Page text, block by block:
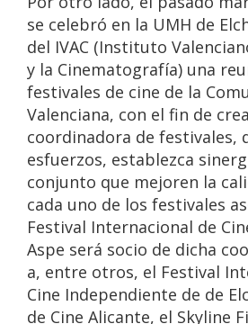
se celebró en la UMH de
del IVAC (Instituto
y la Cinematografía) una
festivales de cine de la
Valenciana, con el fin de
coordinadora de festivales,
esfuerzos, establezca
conjunto que mejoren la
cada uno de los festivales
Festival Internacional de
Aspe será socio de dicha
a, entre otros, el Festival
Cine Independiente de de
de Cine Alicante, el Skyline